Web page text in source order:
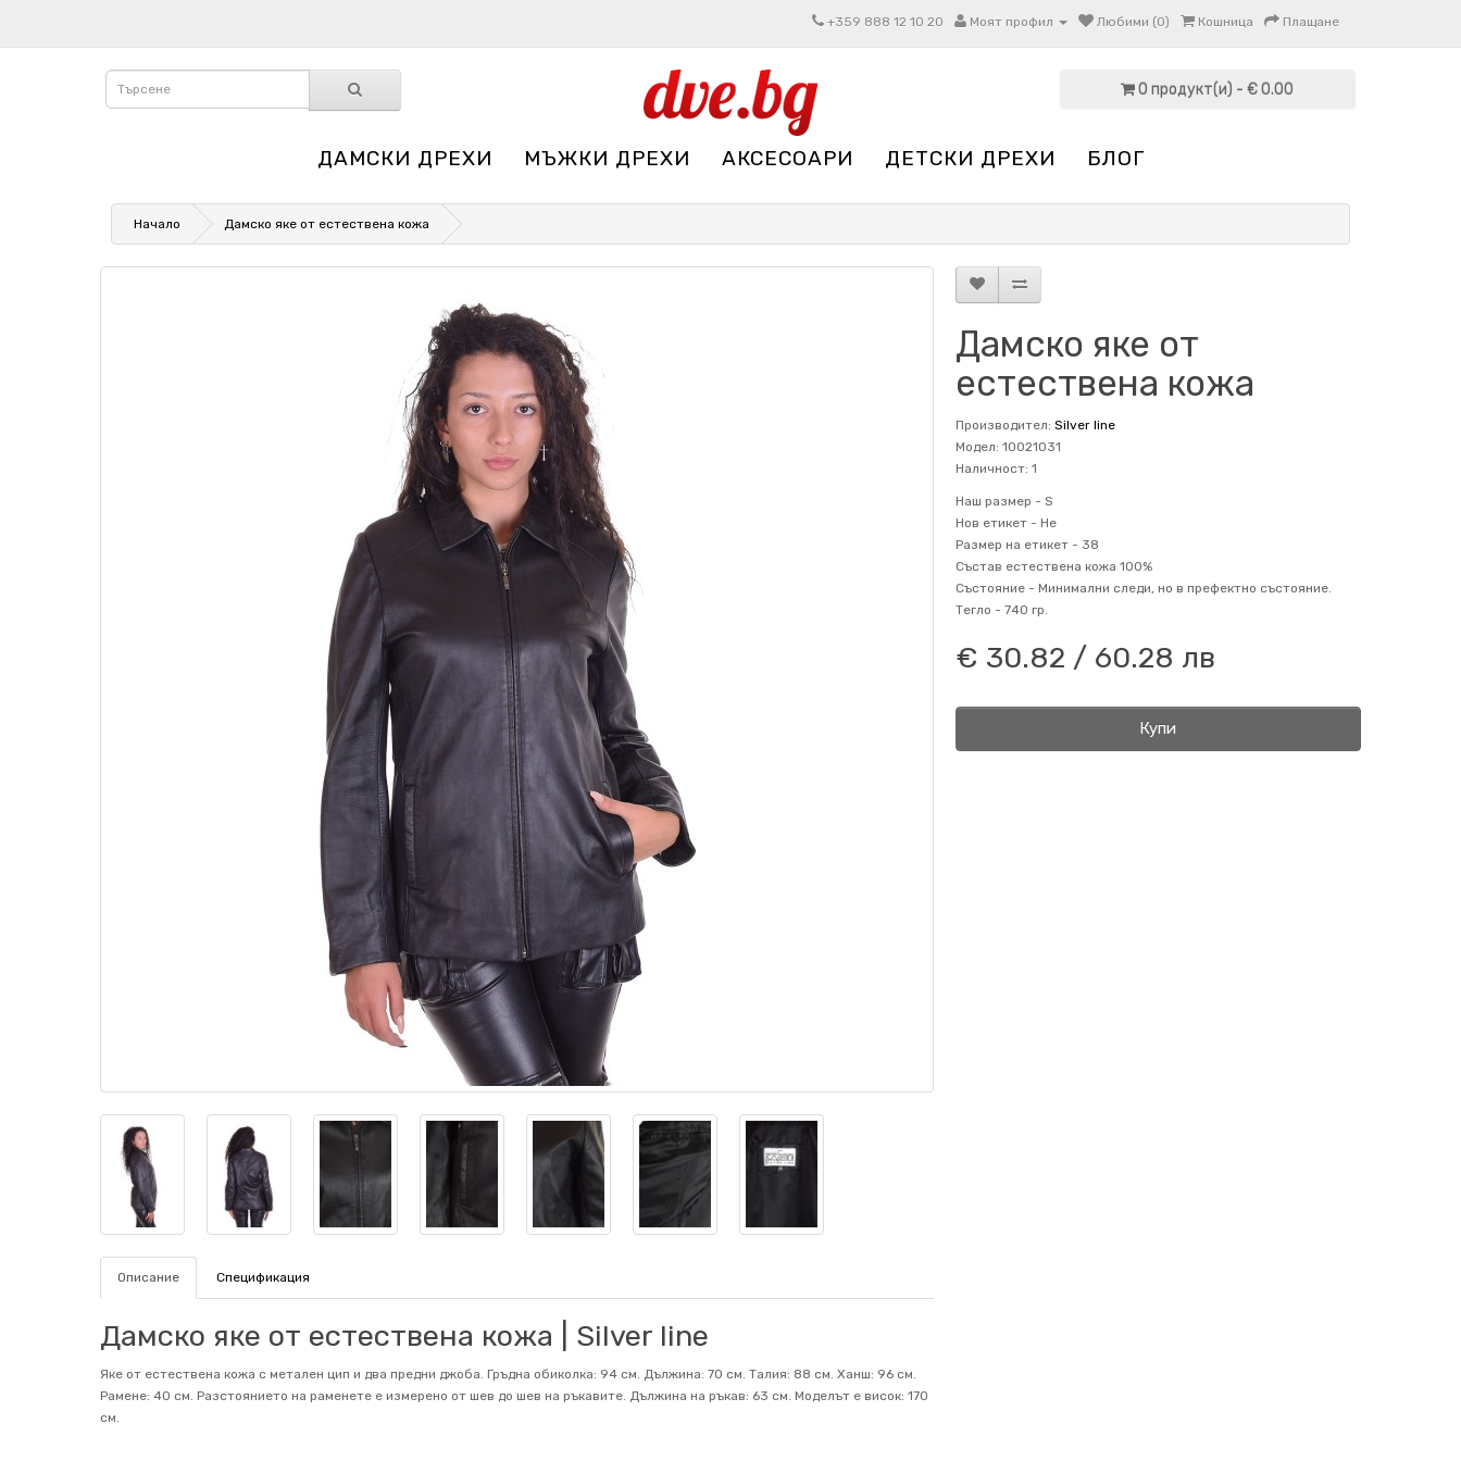
+359 888 12 10 20 Моят профил Любими (0) Кошница Плащане
0 продукт(и) - € 0.00
ДАМСКИ ДРЕХИ МЪЖКИ ДРЕХИ АКСЕСОАРИ ДЕТСКИ ДРЕХИ БЛОГ
Начало Дамско яке от естествена кожа
Описание Спецификация
Дамско яке от естествена кожа | Silver line
Яке от естествена кожа с метален цип и два предни джоба. Гръдна обиколка: 94 см. Дължина: 70 см. Талия: 88 см. Ханш: 96 см.
Рамене: 40 см. Разстоянието на раменете е измерено от шев до шев на ръкавите. Дължина на ръкав: 63 см. Mоделът е висок: 170
см.
Дамско яке от
естествена кожа
Производител: Silver line
Модел: 10021031
Наличност: 1
Наш размер - S
Нов етикет - Не
Размер на етикет - 38
Състав естествена кожа 100%
Състояние - Минимални следи, но в префектно състояние.
Тегло - 740 гр.
€ 30.82 / 60.28 лв
Купи